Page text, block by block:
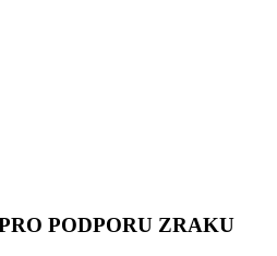
PODPORU ZRAKU